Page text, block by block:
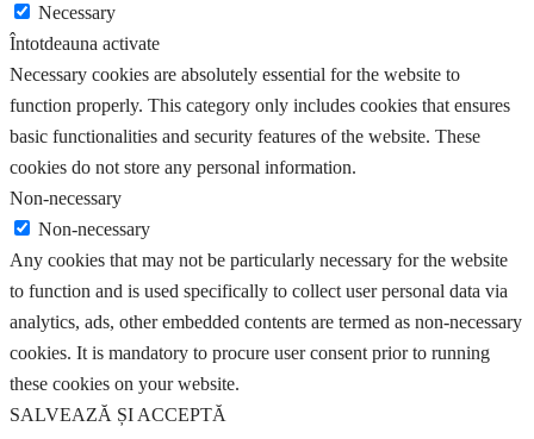
Necessary
Întotdeauna activate
Necessary cookies are absolutely essential for the website to
function properly. This category only includes cookies that ensures
basic functionalities and security features of the website. These
cookies do not store any personal information.
Non-necessary
Non-necessary
Any cookies that may not be particularly necessary for the website
to function and is used specifically to collect user personal data via
analytics, ads, other embedded contents are termed as non-necessary
cookies. It is mandatory to procure user consent prior to running
these cookies on your website.
SALVEAZĂ ȘI ACCEPTĂ